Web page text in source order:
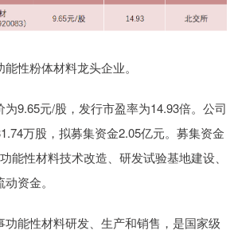
性粉体材料龙头企业。
9.65元/股，发行市盈率为14.93倍。公司
万股，拟募集资金2.05亿元。募集资金
能性材料技术改造、研发试验基地建设、
资金。
能性材料研发、生产和销售，是国家级